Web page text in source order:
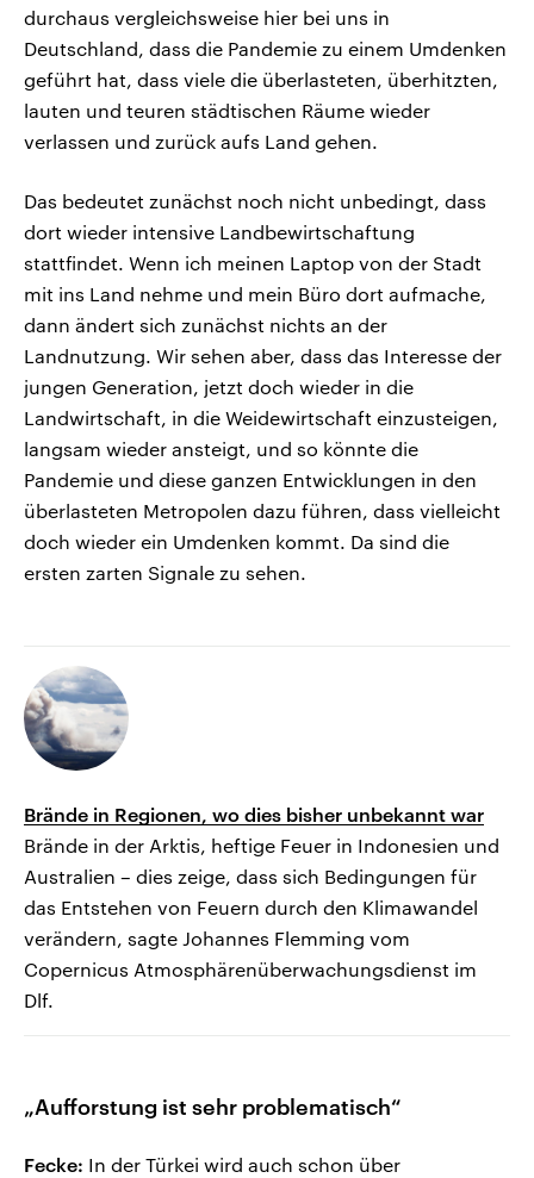
durchaus vergleichsweise hier bei uns in
Deutschland, dass die Pandemie zu einem Umdenken
geführt hat, dass viele die überlasteten, überhitzten,
lauten und teuren städtischen Räume wieder
verlassen und zurück aufs Land gehen.
Das bedeutet zunächst noch nicht unbedingt, dass
dort wieder intensive Landbewirtschaftung
stattfindet. Wenn ich meinen Laptop von der Stadt
mit ins Land nehme und mein Büro dort aufmache,
dann ändert sich zunächst nichts an der
Landnutzung. Wir sehen aber, dass das Interesse der
jungen Generation, jetzt doch wieder in die
Landwirtschaft, in die Weidewirtschaft einzusteigen,
langsam wieder ansteigt, und so könnte die
Pandemie und diese ganzen Entwicklungen in den
überlasteten Metropolen dazu führen, dass vielleicht
doch wieder ein Umdenken kommt. Da sind die
ersten zarten Signale zu sehen.
Brände in Regionen, wo dies bisher unbekannt war
Brände in der Arktis, heftige Feuer in Indonesien und
Australien – dies zeige, dass sich Bedingungen für
das Entstehen von Feuern durch den Klimawandel
verändern, sagte Johannes Flemming vom
Copernicus Atmosphärenüberwachungsdienst im
Dlf.
„Aufforstung ist sehr problematisch“
Fecke: In der Türkei wird auch schon über